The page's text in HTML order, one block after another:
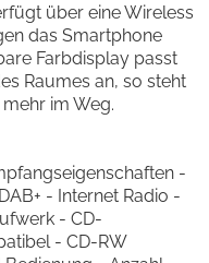
über eine Wireless
das Smartphone
Farbdisplay passt
Raumes an, so steht
im Weg.
-
- Internet Radio -
- CD-
- CD-RW